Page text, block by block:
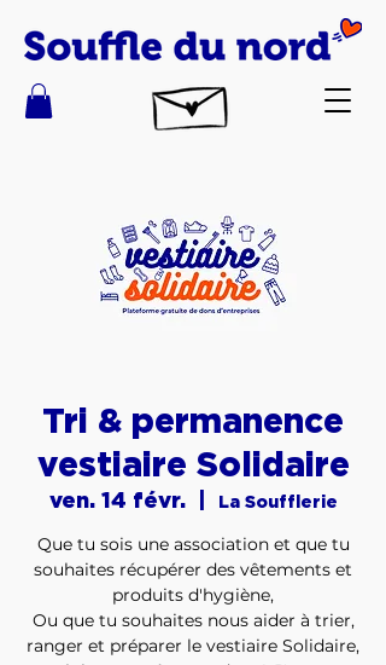
Tri & permanence
vestiaire Solidaire
ven. 14 févr.
  |
La Soufflerie
Que tu sois une association et que tu
souhaites récupérer des vêtements et
produits d'hygiène,
Ou que tu souhaites nous aider à trier,
ranger et préparer le vestiaire Solidaire,